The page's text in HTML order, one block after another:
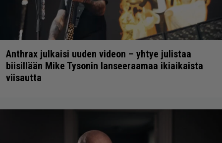
Anthrax julkaisi uuden videon – yhtye julistaa
biisillään Mike Tysonin lanseeraamaa ikiaikaista
viisautta